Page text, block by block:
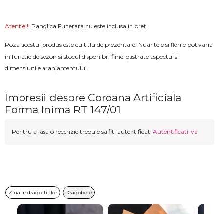
Atentie!!! Panglica Funerara nu este inclusa in pret.
Poza acestui produs este cu titlu de prezentare. Nuantele si florile pot varia
in functie de sezon si stocul disponibil, fiind pastrate aspectul si
dimensiunile aranjamentului.
Impresii despre Coroana Artificiala
Forma Inima RT 147/01
Pentru a lasa o recenzie trebuie sa fiti autentificati Autentificati-va
Ziua Indragostitilor Dragobete